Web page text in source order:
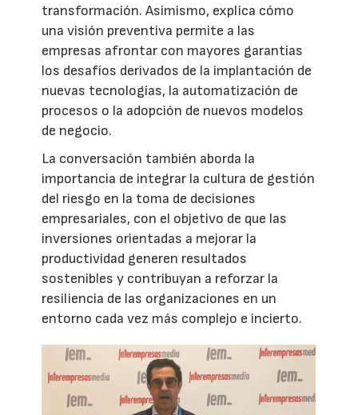
transformación. Asimismo, explica cómo
una visión preventiva permite a las
empresas afrontar con mayores garantías
los desafíos derivados de la implantación de
nuevas tecnologías, la automatización de
procesos o la adopción de nuevos modelos
de negocio.
La conversación también aborda la
importancia de integrar la cultura de gestión
del riesgo en la toma de decisiones
empresariales, con el objetivo de que las
inversiones orientadas a mejorar la
productividad generen resultados
sostenibles y contribuyan a reforzar la
resiliencia de las organizaciones en un
entorno cada vez más complejo e incierto.